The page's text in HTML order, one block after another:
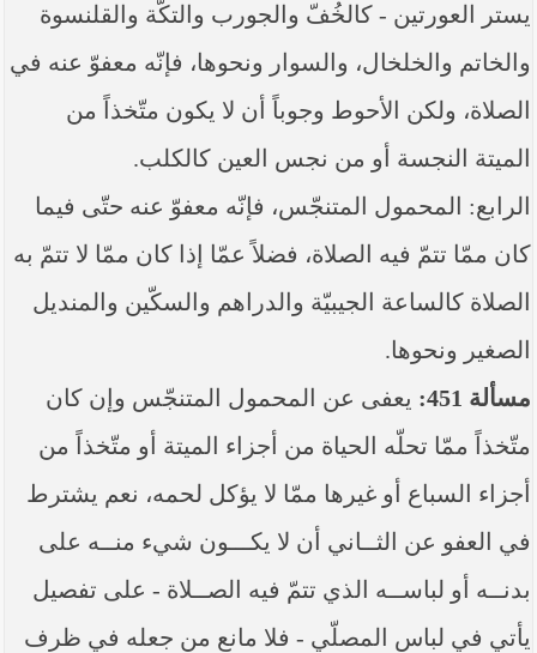
يستر العورتين - كالخُفّ والجورب والتكّة والقلنسوة
والخاتم والخلخال، والسوار ونحوها، فإنّه معفوّ عنه في
الصلاة، ولكن الأحوط وجوباً أن لا يكون متّخذاً من
الميتة النجسة أو من نجس العين كالكلب.
الرابع: المحمول المتنجّس، فإنّه معفوّ عنه حتّى فيما
كان ممّا تتمّ فيه الصلاة، فضلاً عمّا إذا كان ممّا لا تتمّ به
الصلاة كالساعة الجيبيّة والدراهم والسكّين والمنديل
الصغير ونحوها.
مسألة 451:
يعفى عن المحمول المتنجّس وإن كان
متّخذاً ممّا تحلّه الحياة من أجزاء الميتة أو متّخذاً من
أجزاء السباع أو غيرها ممّا لا يؤكل لحمه، نعم يشترط
في العفو عن الثــاني أن لا يكـــون شيء منــه على
بدنــه أو لباســه الذي تتمّ فيه الصــلاة - على تفصيل
يأتي في لباس المصلّي - فلا مانع من جعله في ظرف